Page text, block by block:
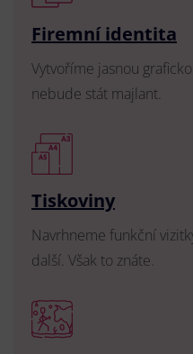
Firemní identita
Vytvoříme jasnou
nebude stát majlant.
Tiskoviny
Navrhneme funkční
další. Však to znáte.